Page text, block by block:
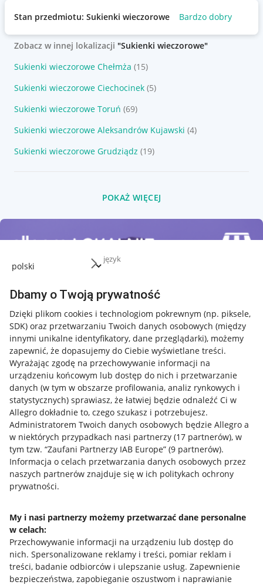
język
Dbamy o Twoją prywatność
Dzięki plikom cookies i technologiom pokrewnym (np. piksele,
SDK) oraz przetwarzaniu Twoich danych osobowych (między
innymi unikalne identyfikatory, dane przeglądarki), możemy
zapewnić, że dopasujemy do Ciebie wyświetlane treści.
Wyrażając zgodę na przechowywanie informacji na
urządzeniu końcowym lub dostęp do nich i przetwarzanie
danych (w tym w obszarze profilowania, analiz rynkowych i
statystycznych) sprawiasz, że łatwiej będzie odnaleźć Ci w
Allegro dokładnie to, czego szukasz i potrzebujesz.
Administratorem Twoich danych osobowych będzie Allegro a
w niektórych przypadkach nasi partnerzy (17 partnerów), w
tym tzw. “Zaufani Partnerzy IAB Europe” (9 partnerów).
Informacja o celach przetwarzania danych osobowych przez
naszych partnerów znajduje się w ich politykach ochrony
prywatności.
My i nasi partnerzy możemy przetwarzać dane personalne
w celach:
Przechowywanie informacji na urządzeniu lub dostęp do
nich. Spersonalizowane reklamy i treści, pomiar reklam i
treści, badanie odbiorców i ulepszanie usług. Zapewnienie
bezpieczeństwa, zapobieganie oszustwom i naprawianie
Stan przedmiotu: Sukienki wieczorowe Bardzo dobry
Zobacz w innej lokalizacji "Sukienki wieczorowe"
Sukienki wieczorowe Chełmża (15)
Sukienki wieczorowe Ciechocinek (5)
Sukienki wieczorowe Toruń (69)
Sukienki wieczorowe Aleksandrów Kujawski (4)
Sukienki wieczorowe Grudziądz (19)
POKAŻ WIĘCEJ
Przydatne informacje
Jak to działa
Allegro Gadane dla sprzedających
Allegro Gadane dla kupujących
Mapa miejscowości